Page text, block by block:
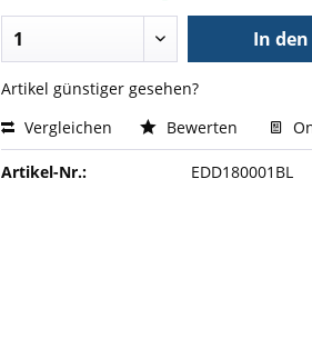
In den
Artikel günstiger gesehen?
Vergleichen
Bewerten
Artikel-Nr.: EDD180001BL